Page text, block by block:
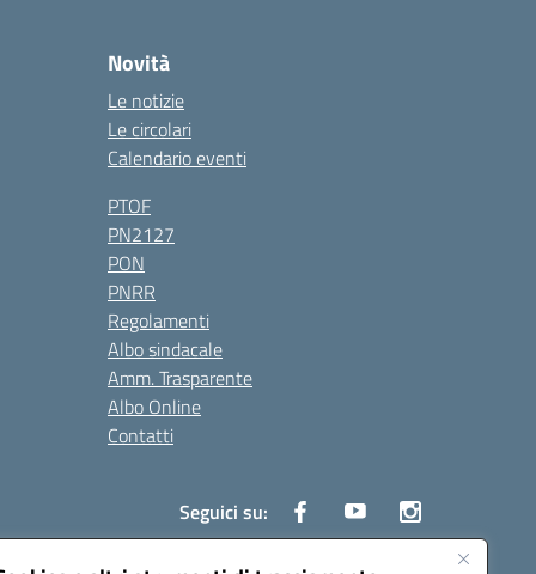
Novità
Le notizie
Le circolari
Calendario eventi
PTOF
PN2127
PON
PNRR
Regolamenti
Albo sindacale
Amm. Trasparente
Albo Online
Contatti
Seguici su: